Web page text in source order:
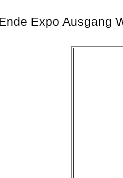
Expo Ausgang